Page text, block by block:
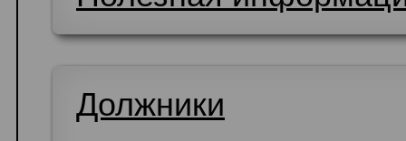
Должники